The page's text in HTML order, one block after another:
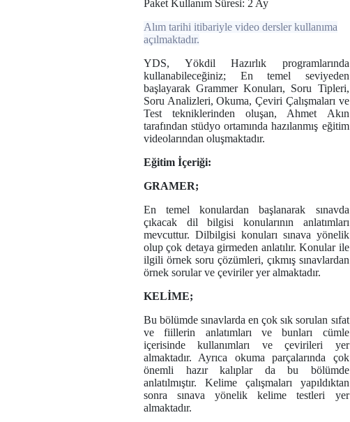
Paket Kullanım Süresi: 2 Ay
Alım tarihi itibariyle video dersler kullanıma
açılmaktadır.
YDS, Yökdil Hazırlık programlarında
kullanabileceğiniz; En temel seviyeden
başlayarak Grammer Konuları, Soru Tipleri,
Soru Analizleri, Okuma, Çeviri Çalışmaları ve
Test tekniklerinden oluşan, Ahmet Akın
tarafından stüdyo ortamında hazılanmış eğitim
videolarından oluşmaktadır.
Eğitim İçeriği:
GRAMER;
En temel konulardan başlanarak sınavda
çıkacak dil bilgisi konularının anlatımları
mevcuttur. Dilbilgisi konuları sınava yönelik
olup çok detaya girmeden anlatılır. Konular ile
ilgili örnek soru çözümleri, çıkmış sınavlardan
örnek sorular ve çeviriler yer almaktadır.
KELİME;
Bu bölümde sınavlarda en çok sık sorulan sıfat
ve fiillerin anlatımları ve bunları cümle
içerisinde kullanımları ve çevirileri yer
almaktadır. Ayrıca okuma parçalarında çok
önemli hazır kalıplar da bu bölümde
anlatılmıştır. Kelime çalışmaları yapıldıktan
sonra sınava yönelik kelime testleri yer
almaktadır.